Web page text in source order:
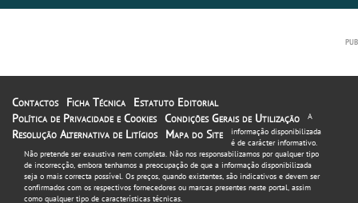
Contactos Ficha Técnica
Estatuto Editorial
Política de Privacidade e Cookies Condições Gerais de Utilização
Resolução Alternativa de Litígios
Mapa do Site
A
informação disponibilizada
é de carácter informativo.
Não pretende ser exaustiva nem completa. Não nos responsabilizamos por qualquer tipo
de incorrecção, embora tenhamos a preocupação de que a informação disponibilizada
seja o mais correcta possível. Os preços, quando existentes, são indicativos e devem ser
confirmados com os respectivos fornecedores ou marcas presentes neste portal, assim
como qualquer tipo de características técnicas.